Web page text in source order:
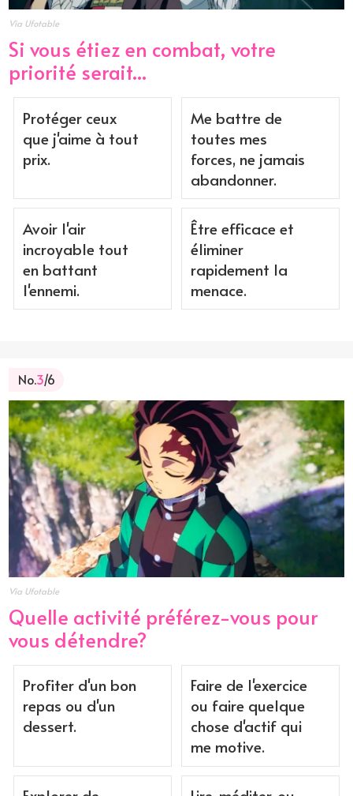
Via Ufotable
Si vous étiez en combat, votre
priorité serait...
Protéger ceux
que j'aime à tout
prix.
Me battre de
toutes mes
forces, ne jamais
abandonner.
Avoir l'air
incroyable tout
en battant
l'ennemi.
Être efficace et
éliminer
rapidement la
menace.
No.3/6
Via Ufotable
Quelle activité préférez-vous pour
vous détendre?
Profiter d'un bon
repas ou d'un
dessert.
Faire de l'exercice
ou faire quelque
chose d'actif qui
me motive.